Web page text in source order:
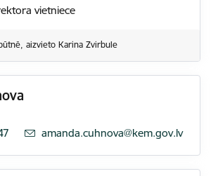
vietniece
aizvieto Karina Zvirbule
E-pasts:
amanda.cuhnova@kem.gov.lv